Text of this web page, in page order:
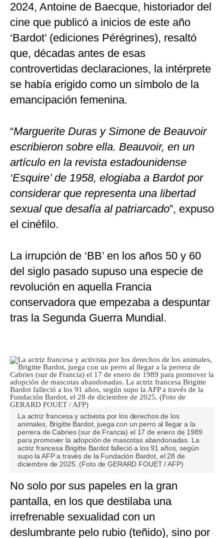
2024, Antoine de Baecque, historiador del
cine que publicó a inicios de este año
‘Bardot’ (ediciones Pérégrines), resaltó
que, décadas antes de esas
controvertidas declaraciones, la intérprete
se había erigido como un símbolo de la
emancipación femenina.
“Marguerite Duras y Simone de Beauvoir
escribieron sobre ella. Beauvoir, en un
artículo en la revista estadounidense
‘Esquire’ de 1958, elogiaba a Bardot por
considerar que representa una libertad
sexual que desafía al patriarcado”, expuso
el cinéfilo.
La irrupción de ‘BB’ en los años 50 y 60
del siglo pasado supuso una especie de
revolución en aquella Francia
conservadora que empezaba a despuntar
tras la Segunda Guerra Mundial.
La actriz francesa y activista por los derechos de los
animales, Brigitte Bardot, juega con un perro al llegar a la
perrera de Cabries (sur de Francia) el 17 de enero de 1989
para promover la adopción de mascotas abandonadas. La
actriz francesa Brigitte Bardot falleció a los 91 años, según
supo la AFP a través de la Fundación Bardot, el 28 de
diciembre de 2025. (Foto de GERARD FOUET / AFP)
No solo por sus papeles en la gran
pantalla, en los que destilaba una
irrefrenable sexualidad con un
deslumbrante pelo rubio (teñido), sino por